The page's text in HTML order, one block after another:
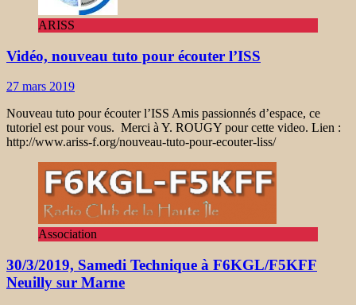
ARISS
Vidéo, nouveau tuto pour écouter l’ISS
27 mars 2019
Nouveau tuto pour écouter l’ISS Amis passionnés d’espace, ce
tutoriel est pour vous. Merci à Y. ROUGY pour cette video. Lien :
http://www.ariss-f.org/nouveau-tuto-pour-ecouter-liss/
Association
30/3/2019, Samedi Technique à F6KGL/F5KFF
Neuilly sur Marne